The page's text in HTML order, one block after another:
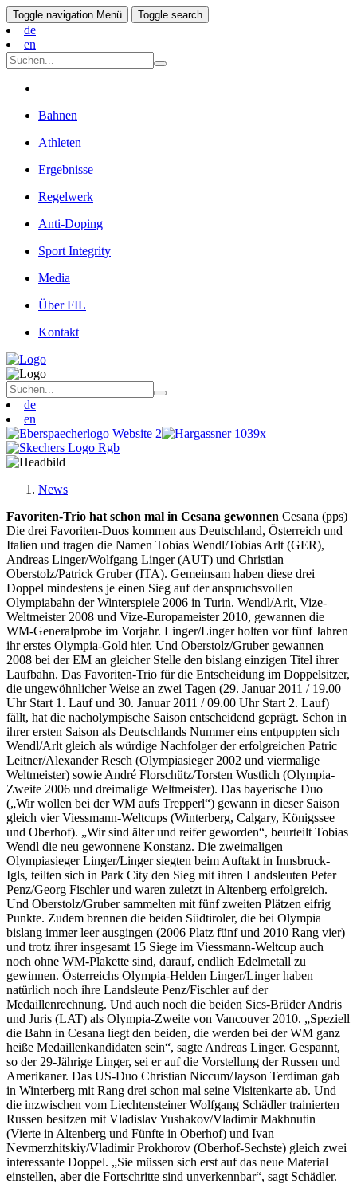
Toggle navigation Menü Toggle search
de
en
Bahnen
Athleten
Ergebnisse
Regelwerk
Anti-Doping
Sport Integrity
Media
Über FIL
Kontakt
de
en
News
Favoriten-Trio hat schon mal in Cesana gewonnen Cesana (pps)
Die drei Favoriten-Duos kommen aus Deutschland, Österreich und
Italien und tragen die Namen Tobias Wendl/Tobias Arlt (GER),
Andreas Linger/Wolfgang Linger (AUT) und Christian
Oberstolz/Patrick Gruber (ITA). Gemeinsam haben diese drei
Doppel mindestens je einen Sieg auf der anspruchsvollen
Olympiabahn der Winterspiele 2006 in Turin. Wendl/Arlt, Vize-
Weltmeister 2008 und Vize-Europameister 2010, gewannen die
WM-Generalprobe im Vorjahr. Linger/Linger holten vor fünf Jahren
ihr erstes Olympia-Gold hier. Und Oberstolz/Gruber gewannen
2008 bei der EM an gleicher Stelle den bislang einzigen Titel ihrer
Laufbahn. Das Favoriten-Trio für die Entscheidung im Doppelsitzer,
die ungewöhnlicher Weise an zwei Tagen (29. Januar 2011 / 19.00
Uhr Start 1. Lauf und 30. Januar 2011 / 09.00 Uhr Start 2. Lauf)
fällt, hat die nacholympische Saison entscheidend geprägt. Schon in
ihrer ersten Saison als Deutschlands Nummer eins entpuppten sich
Wendl/Arlt gleich als würdige Nachfolger der erfolgreichen Patric
Leitner/Alexander Resch (Olympiasieger 2002 und viermalige
Weltmeister) sowie André Florschütz/Torsten Wustlich (Olympia-
Zweite 2006 und dreimalige Weltmeister). Das bayerische Duo
(„Wir wollen bei der WM aufs Trepperl“) gewann in dieser Saison
gleich vier Viessmann-Weltcups (Winterberg, Calgary, Königssee
und Oberhof). „Wir sind älter und reifer geworden“, beurteilt Tobias
Wendl die neu gewonnene Konstanz. Die zweimaligen
Olympiasieger Linger/Linger siegten beim Auftakt in Innsbruck-
Igls, teilten sich in Park City den Sieg mit ihren Landsleuten Peter
Penz/Georg Fischler und waren zuletzt in Altenberg erfolgreich.
Und Oberstolz/Gruber sammelten mit fünf zweiten Plätzen eifrig
Punkte. Zudem brennen die beiden Südtiroler, die bei Olympia
bislang immer leer ausgingen (2006 Platz fünf und 2010 Rang vier)
und trotz ihrer insgesamt 15 Siege im Viessmann-Weltcup auch
noch ohne WM-Plakette sind, darauf, endlich Edelmetall zu
gewinnen. Österreichs Olympia-Helden Linger/Linger haben
natürlich noch ihre Landsleute Penz/Fischler auf der
Medaillenrechnung. Und auch noch die beiden Sics-Brüder Andris
und Juris (LAT) als Olympia-Zweite von Vancouver 2010. „Speziell
die Bahn in Cesana liegt den beiden, die werden bei der WM ganz
heiße Medaillenkandidaten sein“, sagte Andreas Linger. Gespannt,
so der 29-Jährige Linger, sei er auf die Vorstellung der Russen und
Amerikaner. Das US-Duo Christian Niccum/Jayson Terdiman gab
in Winterberg mit Rang drei schon mal seine Visitenkarte ab. Und
die inzwischen vom Liechtensteiner Wolfgang Schädler trainierten
Russen besitzen mit Vladislav Yushakov/Vladimir Makhnutin
(Vierte in Altenberg und Fünfte in Oberhof) und Ivan
Nevmerzhitskiy/Vladimir Prokhorov (Oberhof-Sechste) gleich zwei
interessante Doppel. „Sie müssen sich erst auf das neue Material
einstellen, aber die Fortschritte sind unverkennbar“, sagt Schädler.